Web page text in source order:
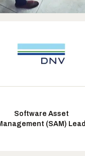
Software Asset
(SAM) Lead